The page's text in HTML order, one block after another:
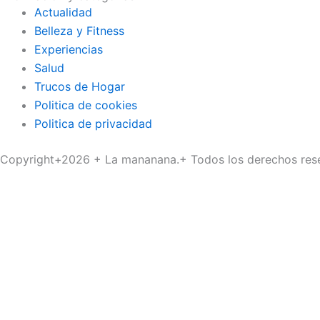
Actualidad
Belleza y Fitness
Experiencias
Salud
Trucos de Hogar
Politica de cookies
Politica de privacidad
Copyright+2026 + La mananana.+ Todos los derechos